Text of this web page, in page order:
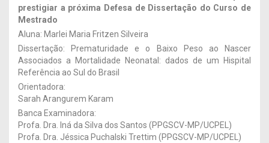
prestigiar a próxima Defesa de Dissertação do Curso de
Mestrado
Aluna: Marlei Maria Fritzen Silveira
Dissertação: Prematuridade e o Baixo Peso ao Nascer
Associados a Mortalidade Neonatal: dados de um Hispital
Referência ao Sul do Brasil
Orientadora:
Sarah Arangurem Karam
Banca Examinadora:
Profa. Dra. Iná da Silva dos Santos (PPGSCV-MP/UCPEL)
Profa. Dra. Jéssica Puchalski Trettim (PPGSCV-MP/UCPEL)